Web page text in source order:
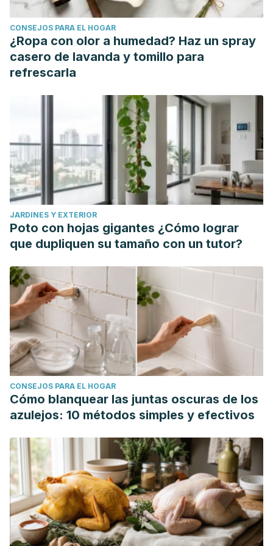
Royal Horticultural Society. (s/f), Top 10 garden plants for
specialist bees. Recuperado el 11 de agosto de 2023, de
https://www.rhs.org.uk/garden-inspiration/wildlife/top-10-
garden-plants-for-specialist-bees
https://montgomery.ces.ncsu.edu/2019/03/want-to-help-
bees-plant-flowering-herbs/
CONSEJOS PARA EL HOGAR
¿Ropa con olor a humedad? Haz un spray
casero de lavanda y tomillo para
refrescarla
JARDINES Y EXTERIOR
Poto con hojas gigantes ¿Cómo lograr
que dupliquen su tamaño con un tutor?
CONSEJOS PARA EL HOGAR
Cómo blanquear las juntas oscuras de los
azulejos: 10 métodos simples y efectivos